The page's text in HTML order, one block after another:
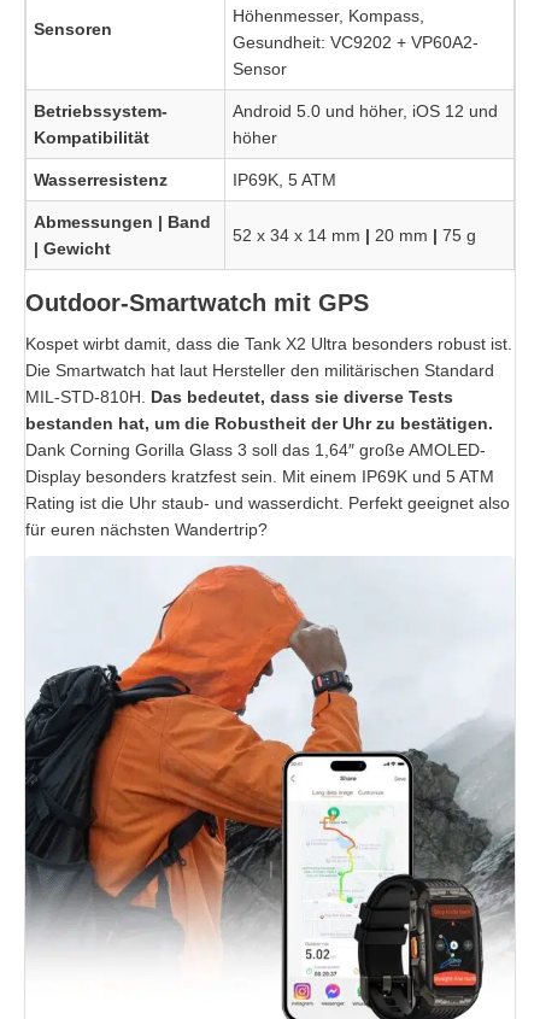
Sensoren
Höhenmesser, Kompass,
Gesundheit: VC9202 + VP60A2-
Sensor
Betriebssystem-
Kompatibilität
Android 5.0 und höher, iOS 12 und
höher
Wasserresistenz IP69K, 5 ATM
Abmessungen | Band
| Gewicht
52 x 34 x 14 mm | 20 mm | 75 g
Outdoor-Smartwatch mit GPS
Kospet wirbt damit, dass die Tank X2 Ultra besonders robust ist.
Die Smartwatch hat laut Hersteller den militärischen Standard
MIL-STD-810H. Das bedeutet, dass sie diverse Tests
bestanden hat, um die Robustheit der Uhr zu bestätigen.
Dank Corning Gorilla Glass 3 soll das 1,64″ große AMOLED-
Display besonders kratzfest sein. Mit einem IP69K und 5 ATM
Rating ist die Uhr staub- und wasserdicht. Perfekt geeignet also
für euren nächsten Wandertrip?